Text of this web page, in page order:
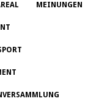
MEINUNGEN